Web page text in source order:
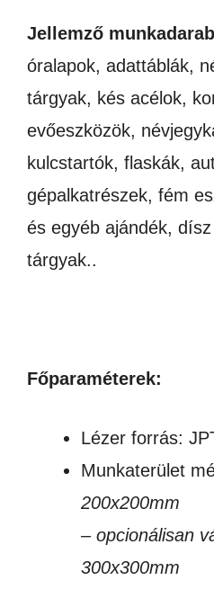
Jellemző
óralapok, adattáblák,
tárgyak, kés acélok,
evőeszközök,
kulcstartók, flaskák,
gépalkatrészek, fém
és egyéb ajándék,
tárgyak..
Főparaméterek:
Lézer forrás:
Munkaterület
200x200mm
– opcionálisan
300x300mm